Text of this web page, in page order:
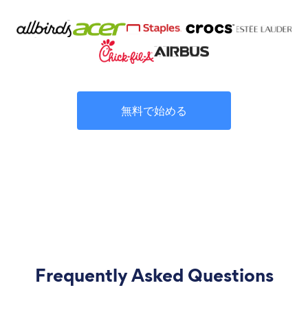
無料で始める
Frequently Asked Questions